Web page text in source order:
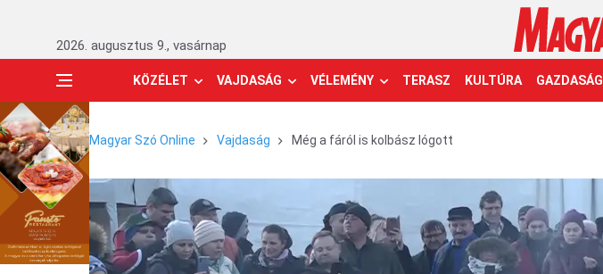
2026. augusztus 9., vasárnap
KÖZÉLET VAJDASÁG VÉLEMÉNY TERASZ KULTÚRA GAZDASÁG
Magyar Szó Online Vajdaság Még a fáról is kolbász lógott